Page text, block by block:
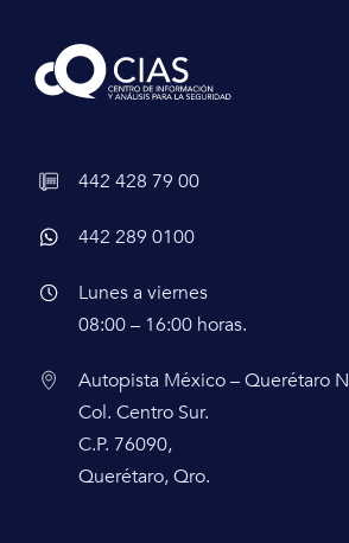
442 428 79 00
442 289 0100
Lunes a viernes
08:00 – 16:00 horas.
Autopista México – Querétaro
Col. Centro Sur.
C.P. 76090,
Querétaro, Qro.